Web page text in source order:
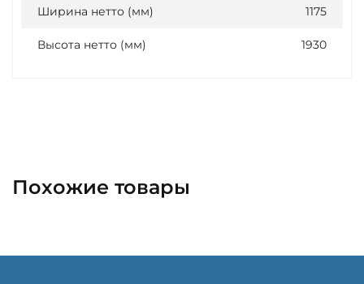
Ширина нетто (мм) 1175
Высота нетто (мм) 1930
Похожие товары